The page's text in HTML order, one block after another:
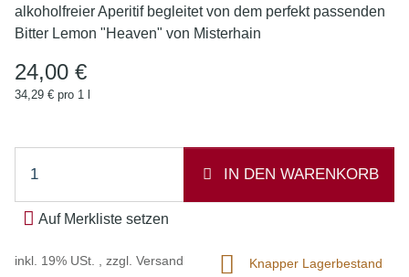
alkoholfreier Aperitif begleitet von dem perfekt passenden
Bitter Lemon "Heaven" von Misterhain
24,00 €
34,29 € pro 1 l
IN DEN WARENKORB
Auf Merkliste setzen
inkl. 19% USt. , zzgl. Versand
Knapper Lagerbestand